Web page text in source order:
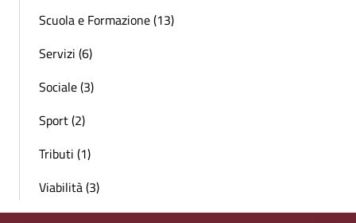
Scuola e Formazione (13)
Servizi (6)
Sociale (3)
Sport (2)
Tributi (1)
Viabilità (3)